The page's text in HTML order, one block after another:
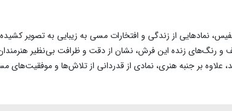
نمادهایی از زندگی و افتخارات مسی به زیبایی به تصویر
رنگ‌های زنده این فرش، نشان از دقت و ظرافت بی‌نظیر هنرمندان
علاوه بر جنبه هنری، نمادی از قدردانی از تلاش‌ها و